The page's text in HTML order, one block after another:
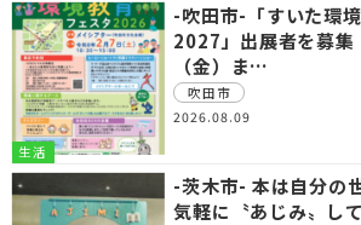
生活
-吹田市-「すいた環
2027」出展者を募
（金）ま…
吹田市
2026.08.09
-茨木市- 本は自分の
気軽に〝あじみ〟し